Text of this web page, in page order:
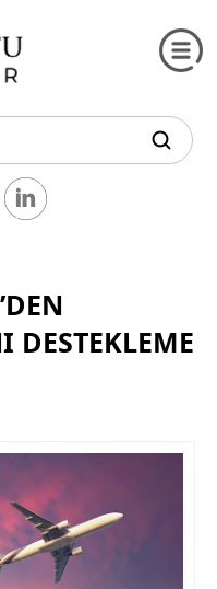
DESTEKLEME